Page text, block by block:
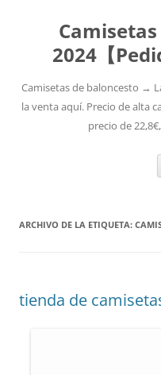
2024【
Camisetas de baloncesto →
la venta aquí. Precio de alta
precio de
ARCHIVO DE LA ETIQUETA:
tienda de